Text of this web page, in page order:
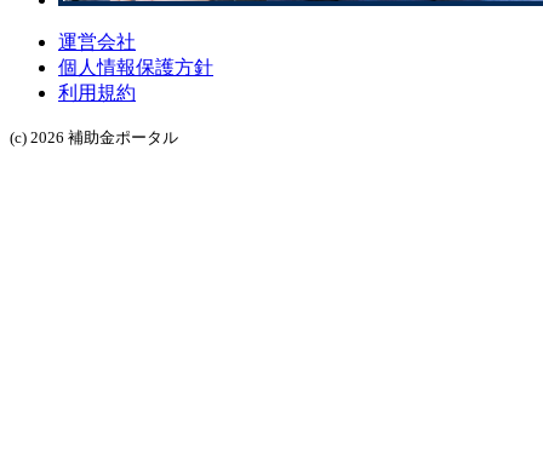
運営会社
個人情報保護方針
利用規約
(c) 2026 補助金ポータル